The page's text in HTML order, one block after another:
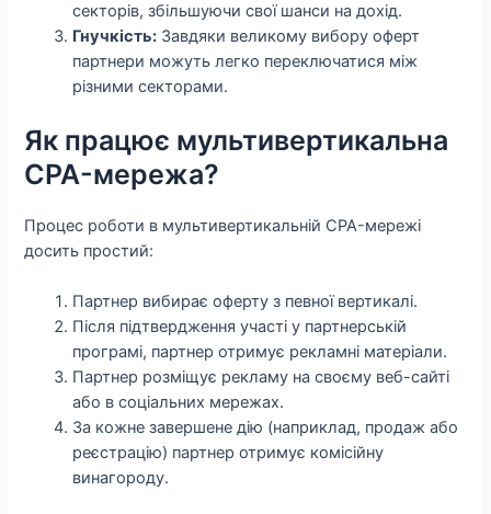
секторів, збільшуючи свої шанси на дохід.
Гнучкість: Завдяки великому вибору оферт
партнери можуть легко переключатися між
різними секторами.
Як працює мультивертикальна
CPA-мережа?
Процес роботи в мультивертикальній CPA-мережі
досить простий:
Партнер вибирає оферту з певної вертикалі.
Після підтвердження участі у партнерській
програмі, партнер отримує рекламні матеріали.
Партнер розміщує рекламу на своєму веб-сайті
або в соціальних мережах.
За кожне завершене дію (наприклад, продаж або
реєстрацію) партнер отримує комісійну
винагороду.